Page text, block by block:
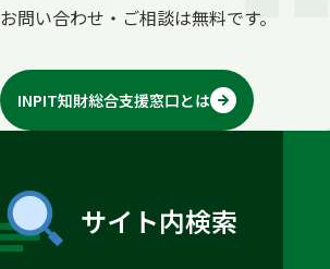
お問い合わせ・ご相談は無料です。
INPIT知財総合支援窓口とは
サイト内検索